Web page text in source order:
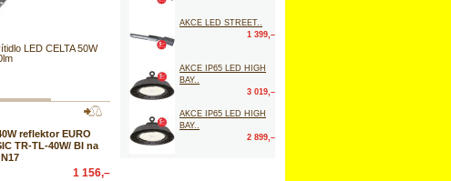
LED CELTA 50W
reflektor EURO
TR-TL-40W/ BI na
1 156,–
AKCE LED STREET..
1 399,–
AKCE IP65 LED HIGH
BAY..
3 019,–
AKCE IP65 LED HIGH
BAY..
2 899,–